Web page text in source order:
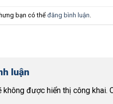
bạn có thể đăng bình luận
luận
không được hiển thị công khai.